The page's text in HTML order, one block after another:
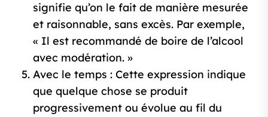
signifie qu’on le fait de manière mesurée
et raisonnable, sans excès. Par exemple,
« Il est recommandé de boire de l’alcool
avec modération. »
Avec le temps : Cette expression indique
que quelque chose se produit
progressivement ou évolue au fil du